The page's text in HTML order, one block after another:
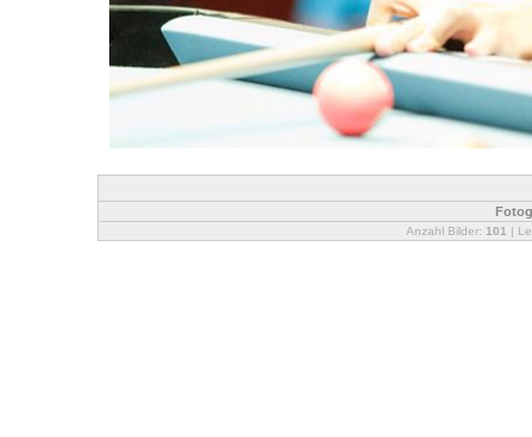
Anzahl Bilder: 101 |